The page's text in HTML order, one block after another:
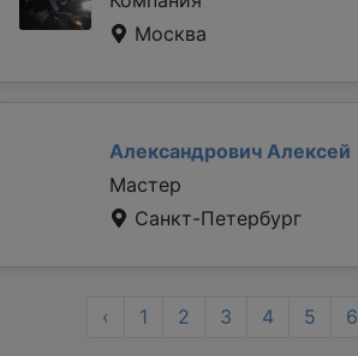
Москва
Александрович Алексей
Мастер
Санкт-Петербург
‹ 1 2 3 4 5 6